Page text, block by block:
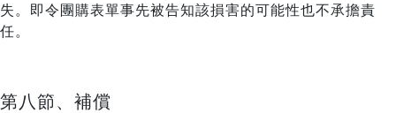
失。即令團購表單事先被告知該損害的可能性也不承擔責
任。
第八節、補償